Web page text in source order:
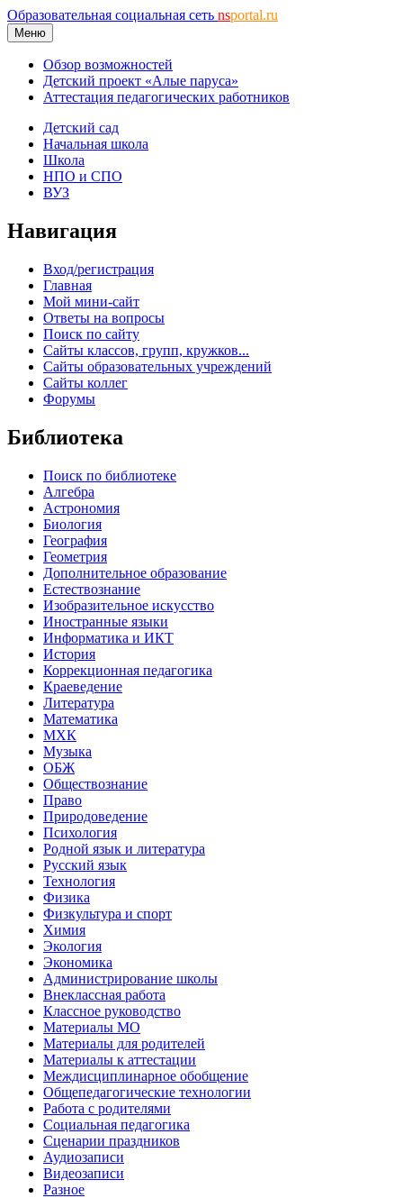
Образовательная социальная сеть nsportal.ru
Меню
Обзор возможностей
Детский проект «Алые паруса»
Аттестация педагогических работников
Детский сад
Начальная школа
Школа
НПО и СПО
ВУЗ
Навигация
Вход/регистрация
Главная
Мой мини-сайт
Ответы на вопросы
Поиск по сайту
Сайты классов, групп, кружков...
Сайты образовательных учреждений
Сайты коллег
Форумы
Библиотека
Поиск по библиотеке
Алгебра
Астрономия
Биология
География
Геометрия
Дополнительное образование
Естествознание
Изобразительное искусство
Иностранные языки
Информатика и ИКТ
История
Коррекционная педагогика
Краеведение
Литература
Математика
МХК
Музыка
ОБЖ
Обществознание
Право
Природоведение
Психология
Родной язык и литература
Русский язык
Технология
Физика
Физкультура и спорт
Химия
Экология
Экономика
Администрирование школы
Внеклассная работа
Классное руководство
Материалы МО
Материалы для родителей
Материалы к аттестации
Междисциплинарное обобщение
Общепедагогические технологии
Работа с родителями
Социальная педагогика
Сценарии праздников
Аудиозаписи
Видеозаписи
Разное